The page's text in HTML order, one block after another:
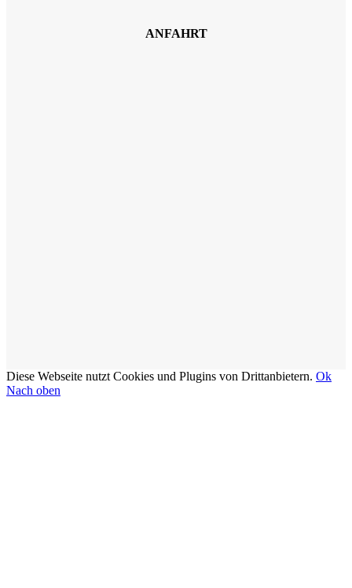
ANFAHRT
Diese Webseite nutzt Cookies und Plugins von Drittanbietern. Ok
Nach oben